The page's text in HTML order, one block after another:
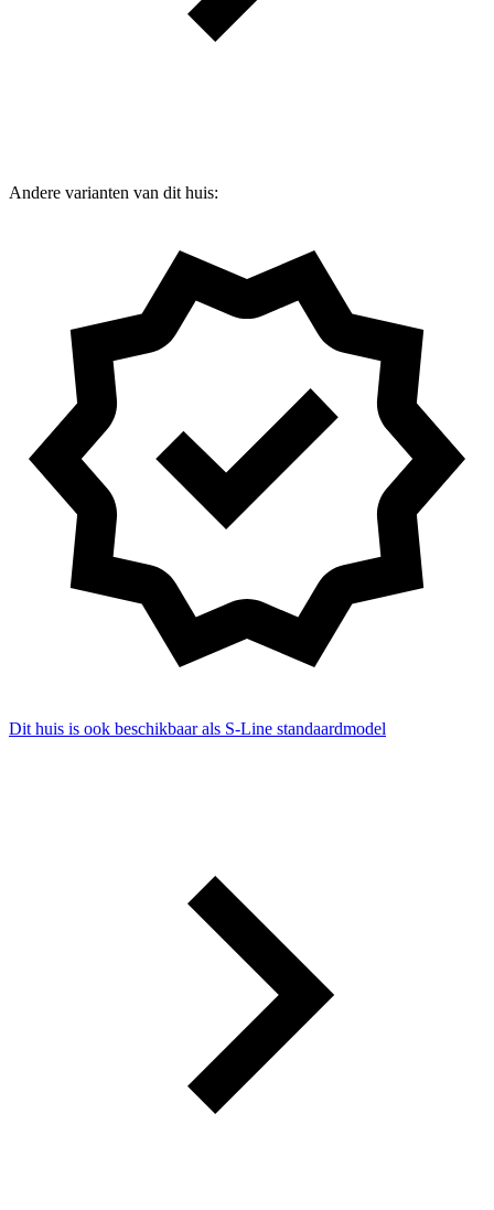
Andere varianten van dit huis:
Dit huis is ook beschikbaar als S-Line standaardmodel